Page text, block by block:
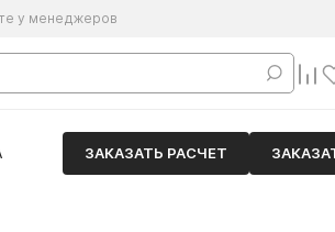
у менеджеров
ЗАКАЗАТЬ РАСЧЕТ